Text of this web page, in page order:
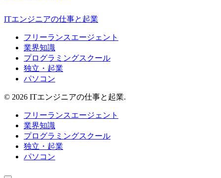
ITエンジニアの仕事と起業
フリーランスエージェント
業界知識
プログラミングスクール
独立・起業
パソコン
© 2026 ITエンジニアの仕事と起業.
フリーランスエージェント
業界知識
プログラミングスクール
独立・起業
パソコン